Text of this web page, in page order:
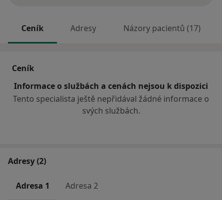
Ceník Adresy Názory pacientů (17)
Ceník
Informace o službách a cenách nejsou k dispozici
Tento specialista ještě nepřidával žádné informace o
svých službách.
Adresy (2)
Adresa 1 Adresa 2